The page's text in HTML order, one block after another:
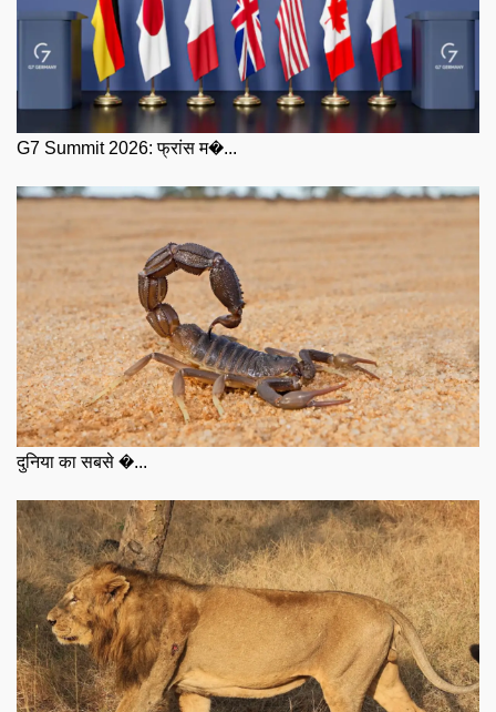
G7 Summit 2026: फ्रांस म�...
दुनिया का सबसे �...